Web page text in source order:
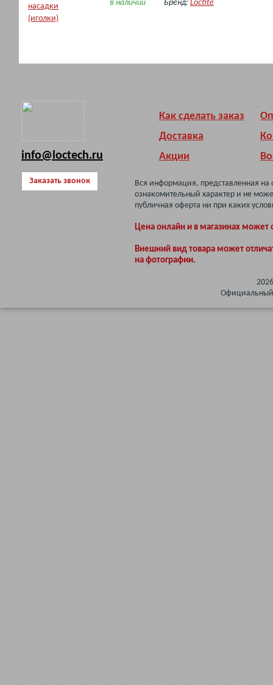
в наличии Бренд: Loctite
info@loctech.ru
Заказать звонок
Как сделать заказ
Доставка
Акции
Вся информация, представленная на
ознакомительный характер и не
публичная оферта ни при каких
Цена онлайн и в магазинах может
Внешний вид товара может
на фотографии.
Официальный